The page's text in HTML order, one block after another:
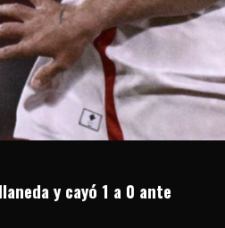
y cayó 1 a 0 ante